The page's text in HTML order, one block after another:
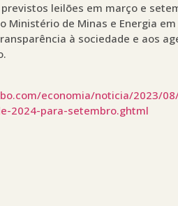
leilões em março e
Ministério de Minas e Energia
à sociedade e aos
economia/noticia/2023/
2024-para-setembro.ghtml